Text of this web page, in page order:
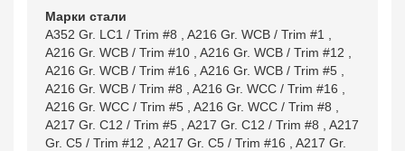
Марки стали
A352 Gr. LC1 / Trim #8
A216 Gr. WCB / Trim #1
A216 Gr. WCB / Trim #10
A216 Gr. WCB / Trim #12
A216 Gr. WCB / Trim #16
A216 Gr. WCB / Trim #5
A216 Gr. WCB / Trim #8
A216 Gr. WCC / Trim #16
A216 Gr. WCC / Trim #5
A216 Gr. WCC / Trim #8
A217 Gr. C12 / Trim #5
A217 Gr. C12 / Trim #8
A217
Gr. C5 / Trim #12
A217 Gr. C5 / Trim #16
A217 Gr.